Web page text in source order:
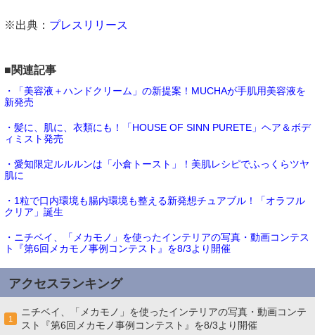
※出典： プレスリリース
■関連記事
・「美容液＋ハンドクリーム」の新提案！MUCHAが手肌用美容液を
新発売
・髪に、肌に、衣類にも！「HOUSE OF SINN PURETE」ヘア＆ボデ
ィミスト発売
・愛知限定ルルルンは「小倉トースト」！美肌レシピでふっくらツヤ
肌に
・1粒で口内環境も腸内環境も整える新発想チュアブル！「オラフル
クリア」誕生
・ニチベイ、「メカモノ」を使ったインテリアの写真・動画コンテス
ト『第6回メカモノ事例コンテスト』を8/3より開催
アクセスランキング
1
ニチベイ、「メカモノ」を使ったインテリアの写真・動画コンテ
スト『第6回メカモノ事例コンテスト』を8/3より開催